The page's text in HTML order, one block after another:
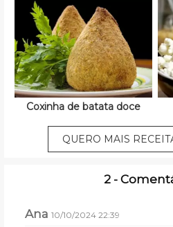
Coxinha de batata doce
QUERO MAIS
2 -
Ana 10/10/2024 22:39